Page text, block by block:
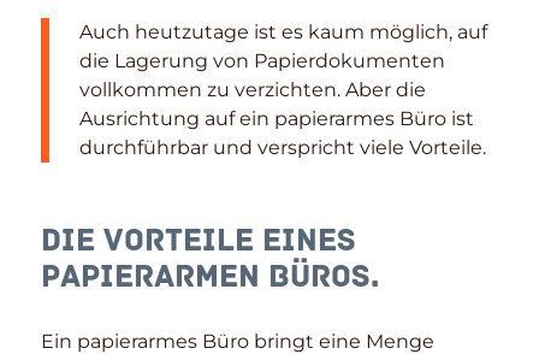
Auch heutzutage ist es kaum möglich, auf
die Lagerung von Papierdokumenten
vollkommen zu verzichten. Aber die
Ausrichtung auf ein papierarmes Büro ist
durchführbar und verspricht viele Vorteile.
Die Vorteile eines
papierarmen Büros.
Ein papierarmes Büro bringt eine Menge